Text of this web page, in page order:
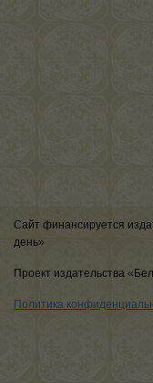
Сайт финансируется
день»
Проект издательства
Политика